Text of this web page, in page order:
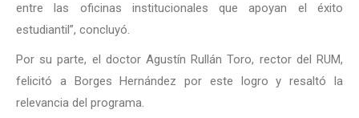
entre las oficinas institucionales que apoyan el éxito
estudiantil”, concluyó.
Por su parte, el doctor Agustín Rullán Toro, rector del RUM,
felicitó a Borges Hernández por este logro y resaltó la
relevancia del programa.